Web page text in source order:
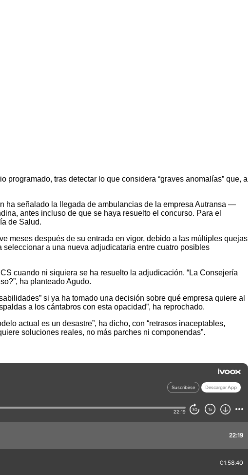
tras detectar lo que considera “graves anomalías” que, a
ha señalado la llegada de ambulancias de la empresa Autransa —
antes incluso de que se haya resuelto el concurso. Para el
de Salud.
meses después de su entrada en vigor, debido a las múltiples quejas
a una nueva adjudicataria entre cuatro posibles
cuando ni siquiera se ha resuelto la adjudicación. “La Consejería
ha planteado Agudo.
si ya ha tomado una decisión sobre qué empresa quiere al
a los cántabros con esta opacidad”, ha reprochado.
actual es un desastre”, ha dicho, con “retrasos inaceptables,
soluciones reales, no más parches ni componendas”.